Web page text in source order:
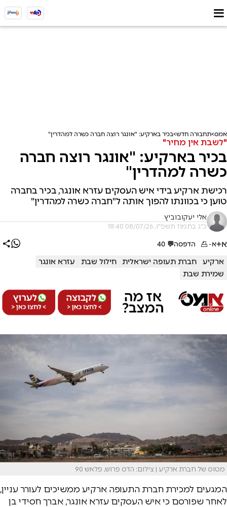
אמס תחבורה חדש בכיר בארקיע: "אונגר רוצה חברה כשרה למהדרין"
"לשבת אין מחיר"
בכיר בארקיע: "אונגר רוצה חברה
כשרה למהדרין"
רכישת ארקיע בידי איש העסקים עזרא אונגר, בכיר בחברה
טוען כי בכוונתו להפוך אותה ל"חברה כשרה למהדרין"
אלי יעקובוביץ
כ"ג בתמוז תשפ"ו, 08/07/26 18:40
א+א- הדפסה💬
40
ארקיע חברת תעופה ישראלית חילול שבת
עזרא אונגר
שמירת שבת
מטוס של חברת ארקיע | צילום: הדס פרוש, פלאש 90
המגעים למכירת חברת התעופה ארקיע ממשיכים לעורר עניין,
לאחר שפורסם כי איש העסקים עזרא אונגר, אברך חסידי בן